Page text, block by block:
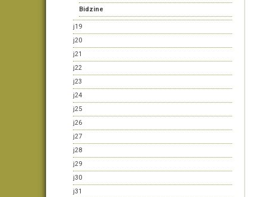
Bidzine
j19
j20
j21
j22
j23
j24
j25
j26
j27
j28
j29
j30
j31